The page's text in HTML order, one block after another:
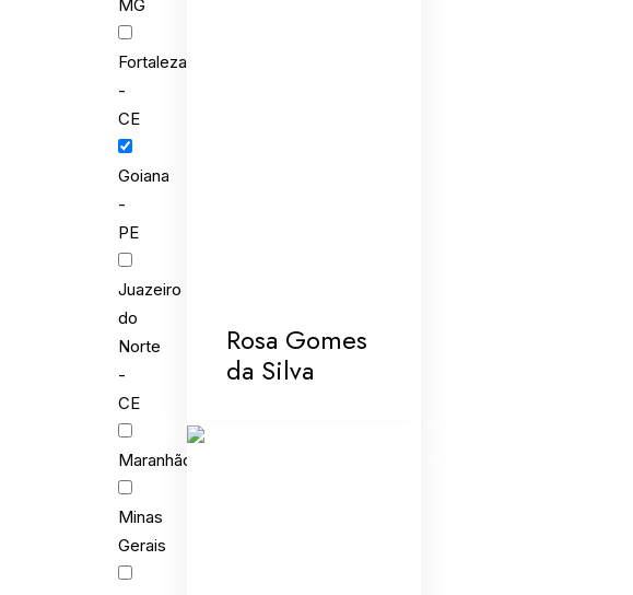
MG
Fortaleza
-
CE
Goiana
-
PE
Juazeiro
do
Norte
-
CE
Maranhão
Minas
Gerais
Rosa Gomes
da Silva